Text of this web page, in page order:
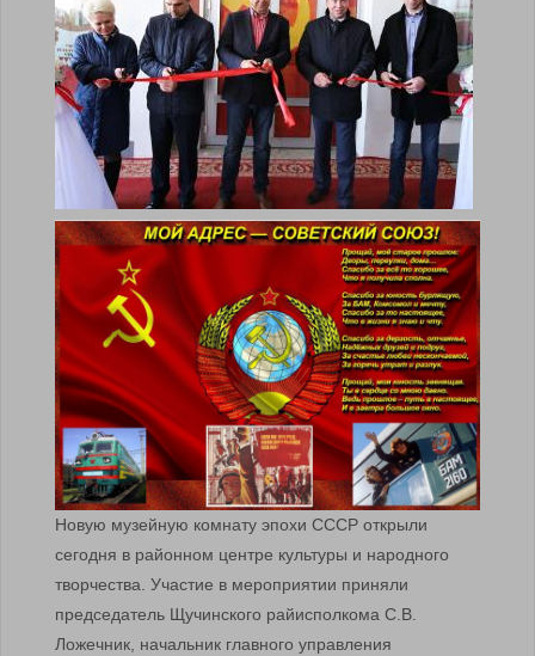
Новую музейную комнату эпохи СССР открыли
сегодня в районном центре культуры и народного
творчества. Участие в мероприятии приняли
председатель Щучинского райисполкома С.В.
Ложечник, начальник главного управления